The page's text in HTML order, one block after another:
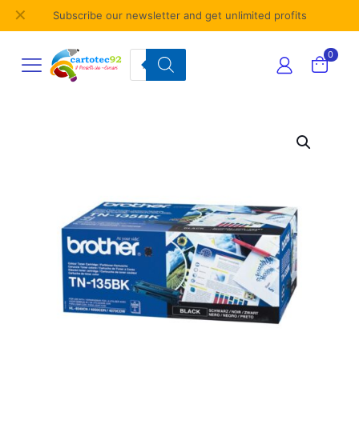
Subscribe our newsletter and get unlimited profits
✕
Products
search
0